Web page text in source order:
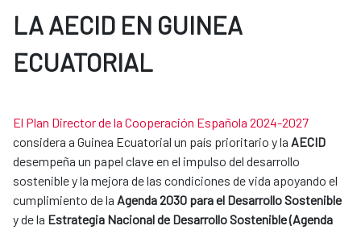
LA AECID EN GUINEA
ECUATORIAL
El Plan Director de la Cooperación Española 2024-2027
considera a Guinea Ecuatorial un país prioritario y la AECID
desempeña un papel clave en el impulso del desarrollo
sostenible y la mejora de las condiciones de vida apoyando el
cumplimiento de la Agenda 2030 para el Desarrollo Sostenible
y de la Estrategia Nacional de Desarrollo Sostenible (Agenda